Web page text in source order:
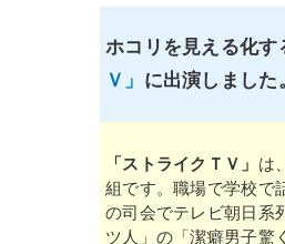
ホコリを見える化す
Ｖ」 に出演しました
「ストライクＴＶ」 は
組です。職場で学校で
の司会でテレビ朝日
ツ人」の「潔癖男子驚